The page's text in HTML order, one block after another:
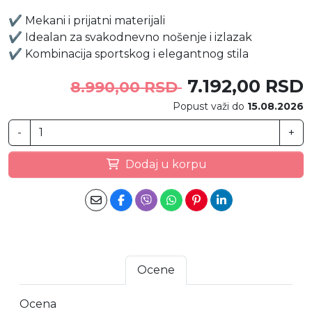
✔️ Mekani i prijatni materijali
✔️ Idealan za svakodnevno nošenje i izlazak
✔️ Kombinacija sportskog i elegantnog stila
8.990,00 RSD 7.192,00 RSD
Popust važi do 15.08.2026
- +
Dodaj u korpu
Ocene
Ocena